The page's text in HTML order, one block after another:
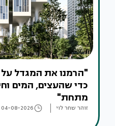
"הרמנו את המגדל
כדי שהעצים, המים
מתחת"
זוהר שחר לוי 04-08-2026